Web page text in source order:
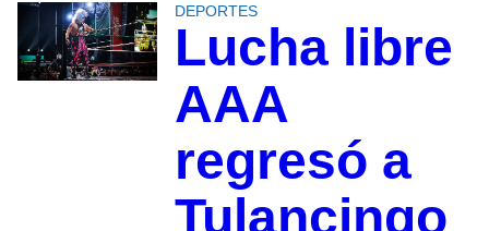
DEPORTES
Lucha libre
AAA
regresó a
Tulancingo